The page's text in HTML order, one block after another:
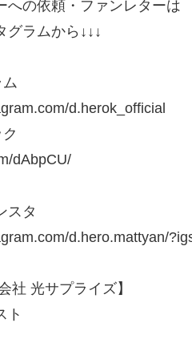
への依頼・ファンレターは
グラムから↓↓↓
d.herok_official
dAbpCU/
スタ
d.hero.mattyan/
社 光サプライズ】
ト